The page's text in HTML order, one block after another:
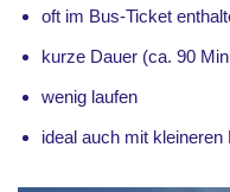
oft im Bus-Ticket
kurze Dauer (ca. 90
wenig laufen
ideal auch mit kleineren